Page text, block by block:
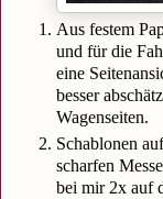
Aus festem
und für die
eine
besser
Wagenseiten.
Schablonen
scharfen
bei mir 2x auf